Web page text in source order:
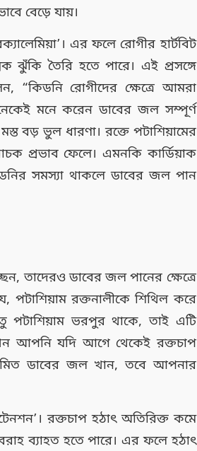
বেড়ে যায়।
এর ফলে রোগীর হার্টবিট
তৈরি হতে পারে। এই প্রসঙ্গে
“কিডনি রোগীদের ক্ষেত্রে আমরা
মনে করেন ডাবের জল সম্পূর্ণ
বড় ভুল ধারণা। রক্তে পটাশিয়ামের
প্রভাব ফেলে। এমনকি কার্ডিয়াক
সমস্যা থাকলে ডাবের জল পান
তাদেরও ডাবের জল পানের ক্ষেত্রে
রক্তনালীকে শিথিল করে
পটাশিয়াম ভরপুর থাকে, তাই এটি
আপনি যদি আগে থেকেই রক্তচাপ
ডাবের জল খান, তবে আপনার
রক্তচাপ হঠাৎ অতিরিক্ত কমে
ব্যাহত হতে পারে। এর ফলে হঠাৎ